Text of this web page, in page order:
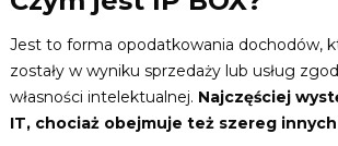
Jest to forma opodatkowania dochodów,
zostały w wyniku sprzedaży lub usług
własności intelektualnej. Najczęściej
IT, chociaż obejmuje też szereg